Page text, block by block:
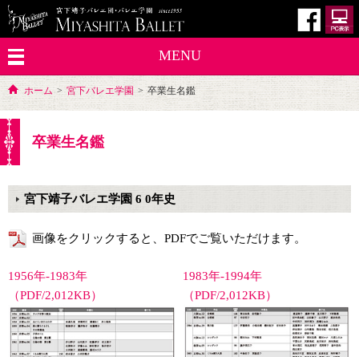
MENU
ホーム > 宮下バレエ学園 > 卒業生名鑑
卒業生名鑑
宮下靖子バレエ学園 6 0年史
画像をクリックすると、PDFでご覧いただけます。
1956年-1983年
（PDF/2,012KB）
1983年-1994年
（PDF/2,012KB）